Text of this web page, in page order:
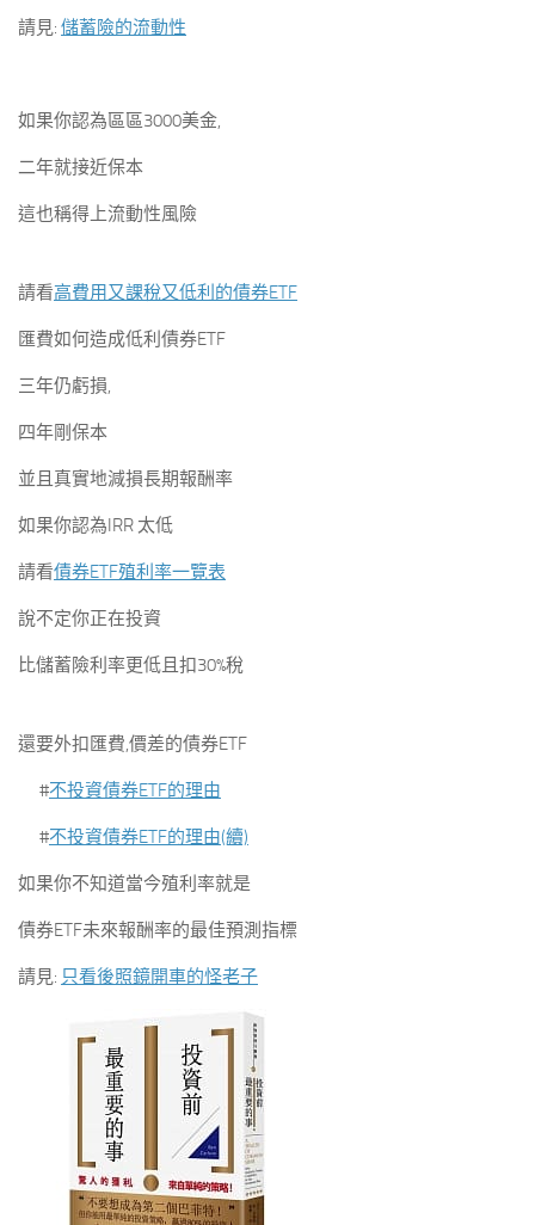
請見: 儲蓄險的流動性
如果你認為區區3000美金,
二年就接近保本
這也稱得上流動性風險
請看高費用又課稅又低利的債券ETF
匯費如何造成低利債券ETF
三年仍虧損,
四年剛保本
並且真實地減損長期報酬率
如果你認為IRR 太低
請看債券ETF殖利率一覽表
說不定你正在投資
比儲蓄險利率更低且扣30%稅
還要外扣匯費,價差的債券ETF
#不投資債券ETF的理由
#不投資債券ETF的理由(續)
如果你不知道當今殖利率就是
債券ETF未來報酬率的最佳預測指標
請見: 只看後照鏡開車的怪老子